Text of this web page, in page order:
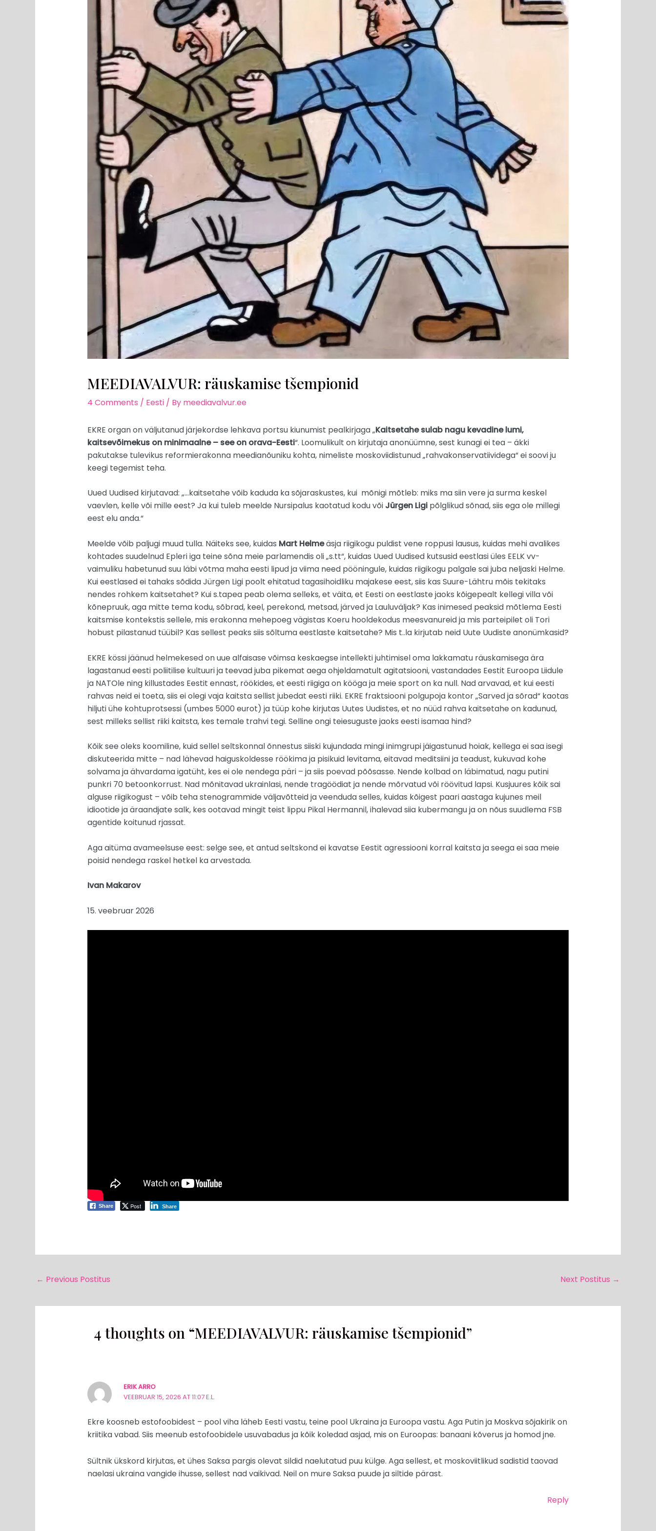
MEEDIAVALVUR: räuskamise tšempionid
4 Comments / Eesti/ By meediavalvur.ee
EKRE organ on väljutanud järjekordse lehkava portsu kiunumist pealkirjaga „Kaitsetahe sulab nagu kevadine lumi,
kaitsevõimekus on minimaalne – see on orava-Eesti“. Loomulikult on kirjutaja anonüümne, sest kunagi ei tea – äkki
pakutakse tulevikus reformierakonna meedianõuniku kohta, nimeliste moskoviidistunud „rahvakonservatiividega“ ei soovi ju
keegi tegemist teha.
Uued Uudised kirjutavad: „…kaitsetahe võib kaduda ka sõjaraskustes, kui mõnigi mõtleb: miks ma siin vere ja surma keskel
vaevlen, kelle või mille eest? Ja kui tuleb meelde Nursipalus kaotatud kodu või Jürgen Ligipõlglikud sõnad, siis ega ole millegi
eest elu anda.“
Meelde võib paljugi muud tulla. Näiteks see, kuidas Mart Helmeäsja riigikogu puldist vene roppusi lausus, kuidas mehi avalikes
kohtades suudelnud Epleri iga teine sõna meie parlamendis oli „s.tt“, kuidas Uued Uudised kutsusid eestlasi üles EELK vv-
vaimuliku habetunud suu läbi võtma maha eesti lipud ja viima need pööningule, kuidas riigikogu palgale sai juba neljaski Helme.
Kui eestlased ei tahaks sõdida Jürgen Ligi poolt ehitatud tagasihoidliku majakese eest, siis kas Suure-Lähtru mõis tekitaks
nendes rohkem kaitsetahet? Kui s.tapea peab olema selleks, et väita, et Eesti on eestlaste jaoks kõigepealt kellegi villa või
kõnepruuk, aga mitte tema kodu, sõbrad, keel, perekond, metsad, järved ja Lauluväljak? Kas inimesed peaksid mõtlema Eesti
kaitsmise kontekstis sellele, mis erakonna mehepoeg vägistas Koeru hooldekodus meesvanureid ja mis parteipilet oli Tori
hobust pilastanud tüübil? Kas sellest peaks siis sõltuma eestlaste kaitsetahe? Mis t..la kirjutab neid Uute Uudiste anonümkasid?
EKRE kössi jäänud helmekesed on uue alfaisase võimsa keskaegse intellekti juhtimisel oma lakkamatu räuskamisega ära
lagastanud eesti poliitilise kultuuri ja teevad juba pikemat aega ohjeldamatult agitatsiooni, vastandades Eestit Euroopa Liidule
ja NATOle ning killustades Eestit ennast, röökides, et eesti riigiga on kööga ja meie sport on ka null. Nad arvavad, et kui eesti
rahvas neid ei toeta, siis ei olegi vaja kaitsta sellist jubedat eesti riiki. EKRE fraktsiooni polgupoja kontor „Sarved ja sõrad“ kaotas
hiljuti ühe kohtuprotsessi (umbes 5000 eurot) ja tüüp kohe kirjutas Uutes Uudistes, et no nüüd rahva kaitsetahe on kadunud,
sest milleks sellist riiki kaitsta, kes temale trahvi tegi. Selline ongi teiesuguste jaoks eesti isamaa hind?
Kõik see oleks koomiline, kuid sellel seltskonnal õnnestus siiski kujundada mingi inimgrupi jäigastunud hoiak, kellega ei saa isegi
diskuteerida mitte – nad lähevad haiguskoldesse röökima ja pisikuid levitama, eitavad meditsiini ja teadust, kukuvad kohe
solvama ja ähvardama igatüht, kes ei ole nendega päri – ja siis poevad põõsasse. Nende kolbad on läbimatud, nagu putini
punkri 70 betoonkorrust. Nad mõnitavad ukrainlasi, nende tragöödiat ja nende mõrvatud või röövitud lapsi. Kusjuures kõik sai
alguse riigikogust – võib teha stenogrammide väljavõtteid ja veenduda selles, kuidas kõigest paari aastaga kujunes meil
idiootide ja äraandjate salk, kes ootavad mingit teist lippu Pikal Hermannil, ihalevad siia kubermangu ja on nõus suudlema FSB
agentide koitunud rjassat.
Aga aitüma avameelsuse eest: selge see, et antud seltskond ei kavatse Eestit agressiooni korral kaitsta ja seega ei saa meie
poisid nendega raskel hetkel ka arvestada.
Ivan Makarov
15. veebruar 2026
Share Post Share
← Previous Postitus Next Postitus →
4 thoughts on “MEEDIAVALVUR: räuskamise tšempionid”
ERIK ARRO
VEEBRUAR 15, 2026 AT 11:07 E.L.
Ekre koosneb estofoobidest – pool viha läheb Eesti vastu, teine pool Ukraina ja Euroopa vastu. Aga Putin ja Moskva sõjakirik on
kriitika vabad. Siis meenub estofoobidele usuvabadus ja kõik koledad asjad, mis on Euroopas: banaani kõverus ja homod jne.
Sültnik ükskord kirjutas, et ühes Saksa pargis olevat sildid naelutatud puu külge. Aga sellest, et moskoviitlikud sadistid taovad
naelasi ukraina vangide ihusse, sellest nad vaikivad. Neil on mure Saksa puude ja siltide pärast.
Reply